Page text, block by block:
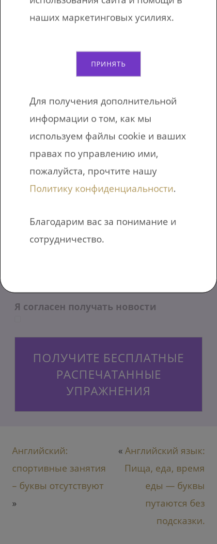
Zirgs
Horse
Deer
Trusis
Rabbit
Вы робот?
Отправить на адрес электронной
почты
Я согласен получать новости
ПОЛУЧИТЕ БЕСПЛАТНЫЕ
РАСПЕЧАТАННЫЕ
УПРАЖНЕНИЯ
Английский:
спортивные занятия
– буквы отсутствуют
»
«Английский язык:
Пища, еда, время
еды — буквы
путаются без
подсказки.
наших маркетинговых усилиях.
ПРИНЯТЬ
Для получения дополнительной
информации о том, как мы
используем файлы cookie и ваших
правах по управлению ими,
пожалуйста, прочтите нашу
Политику конфиденциальности.
Благодарим вас за понимание и
сотрудничество.